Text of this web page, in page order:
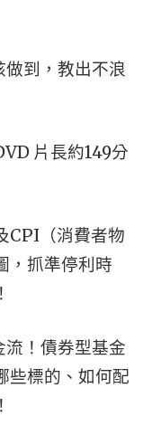
到，教出不浪
片長約149分
CPI （消費者物
，抓準停利時
！債券型基金
些標的、如何配